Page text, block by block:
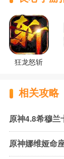
狂龙怒斩
相关攻略
原神4.8希穆兰
原神娜维娅命